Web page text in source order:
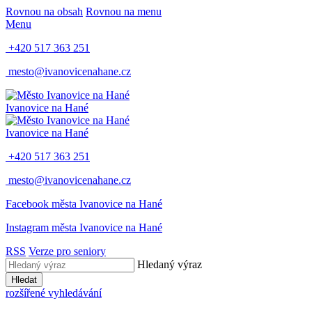
Rovnou na obsah Rovnou na menu
Menu
+420 517 363 251
mesto@ivanovicenahane.cz
Ivanovice na Hané
Ivanovice na Hané
+420 517 363 251
mesto@ivanovicenahane.cz
Facebook města Ivanovice na Hané
Instagram města Ivanovice na Hané
RSS Verze pro seniory
Hledaný výraz
Hledat
rozšířené vyhledávání